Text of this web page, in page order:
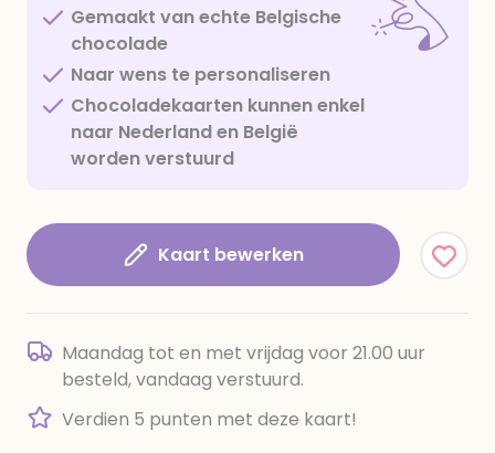
Gemaakt van echte Belgische
chocolade
Naar wens te personaliseren
Chocoladekaarten kunnen enkel
naar Nederland en België
worden verstuurd
Kaart bewerken
Maandag tot en met vrijdag voor 21.00 uur
besteld, vandaag verstuurd.
Verdien 5 punten met deze kaart!